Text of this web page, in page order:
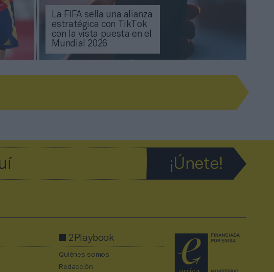
La FIFA sella una alianza
estratégica con TikTok
con la vista puesta en el
Mundial 2026
2Playbook
Quiénes somos
Redacción